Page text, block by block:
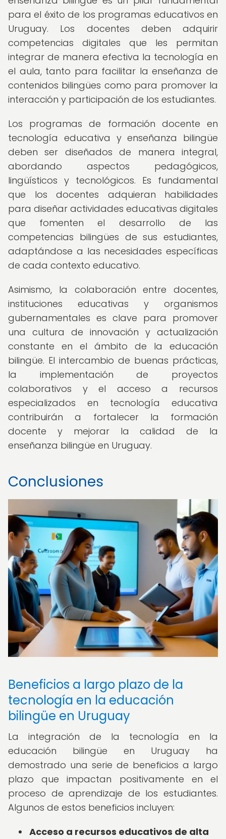
para el éxito de los programas educativos en
Uruguay. Los docentes deben adquirir
competencias digitales que les permitan
integrar de manera efectiva la tecnología en
el aula, tanto para facilitar la enseñanza de
contenidos bilingües como para promover la
interacción y participación de los estudiantes.
Los programas de formación docente en
tecnología educativa y enseñanza bilingüe
deben ser diseñados de manera integral,
abordando aspectos pedagógicos,
lingüísticos y tecnológicos. Es fundamental
que los docentes adquieran habilidades
para diseñar actividades educativas digitales
que fomenten el desarrollo de las
competencias bilingües de sus estudiantes,
adaptándose a las necesidades específicas
de cada contexto educativo.
Asimismo, la colaboración entre docentes,
instituciones educativas y organismos
gubernamentales es clave para promover
una cultura de innovación y actualización
constante en el ámbito de la educación
bilingüe. El intercambio de buenas prácticas,
la implementación de proyectos
colaborativos y el acceso a recursos
especializados en tecnología educativa
contribuirán a fortalecer la formación
docente y mejorar la calidad de la
enseñanza bilingüe en Uruguay.
Conclusiones
Beneficios a largo plazo de la
tecnología en la educación
bilingüe en Uruguay
La integración de la tecnología en la
educación bilingüe en Uruguay ha
demostrado una serie de beneficios a largo
plazo que impactan positivamente en el
proceso de aprendizaje de los estudiantes.
Algunos de estos beneficios incluyen:
Acceso a recursos educativos de alta